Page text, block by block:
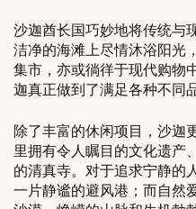
沙迦酋长国巧妙地将传统与
洁净的海滩上尽情沐浴阳光
集市，亦或徜徉于现代购物
迦真正做到了满足各种不同
除了丰富的休闲项目，沙迦
里拥有令人瞩目的文化遗产
的清真寺。对于追求宁静的
一片静谧的避风港；而自然